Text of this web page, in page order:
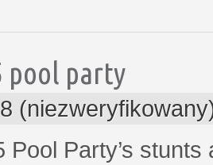
pool party
Pool Party’s